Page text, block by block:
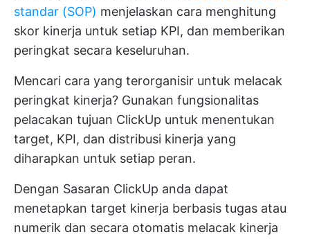
standar (SOP) menjelaskan cara menghitung
skor kinerja untuk setiap KPI, dan memberikan
peringkat secara keseluruhan.
Mencari cara yang terorganisir untuk melacak
peringkat kinerja? Gunakan fungsionalitas
pelacakan tujuan ClickUp untuk menentukan
target, KPI, dan distribusi kinerja yang
diharapkan untuk setiap peran.
Dengan Sasaran ClickUp anda dapat
menetapkan target kinerja berbasis tugas atau
numerik dan secara otomatis melacak kinerja